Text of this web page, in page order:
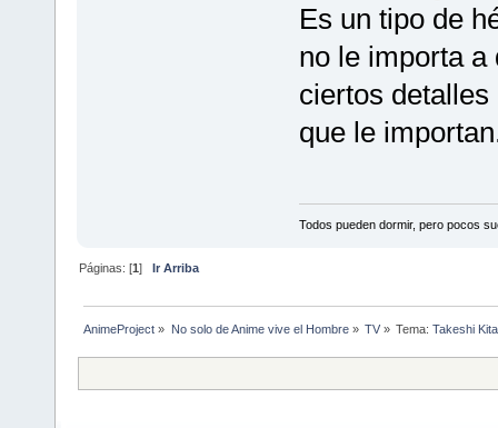
Es un tipo de
no le importa a
ciertos
que le
Todos pueden dormir, pero pocos
Páginas: [1]Ir Arriba
AnimeProject » No solo de Anime vive el Hombre» TV» Tema:Takeshi